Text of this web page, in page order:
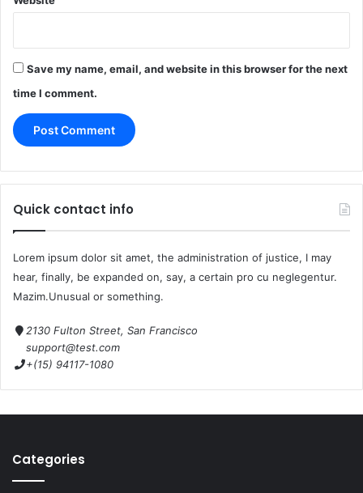
Save my name, email, and website in this browser for the next
time I comment.
Quick contact info
Lorem ipsum dolor sit amet, the administration of justice, I may
hear, finally, be expanded on, say, a certain pro cu neglegentur.
Mazim.Unusual or something.
2130 Fulton Street, San Francisco
support@test.com
+(15) 94117-1080
Categories